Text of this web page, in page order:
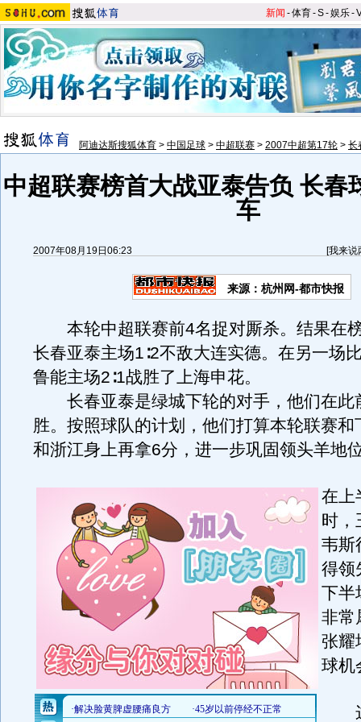
新闻 -体育-S-娱乐-
阿迪达斯搜狐体育 > 中国足球 > 中超联赛 > 2007中超第17轮 > 长
中超联赛榜首大战亚泰告负 长春
车
2007年08月19日06:23 [我来说
来源：杭州网-都市快报
本轮中超联赛前4名捉对厮杀。结果在
长春亚泰主场1∶2不敌大连实德。在另一场
鲁能主场2∶1战胜了上海申花。
长春亚泰是绿城下轮的对手，他们在此
胜。按照球队的计划，他们打算本轮联赛和
和浙江身上再拿6分，进一步巩固领头羊地
在上
时，
韦斯
得领
下半
非常
张耀
球机
这